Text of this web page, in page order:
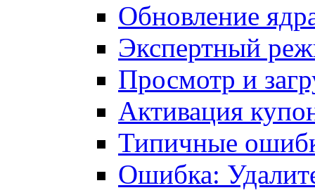
Обновление
Экспертный
Просмотр и
Активация
Типичные
Ошибка: